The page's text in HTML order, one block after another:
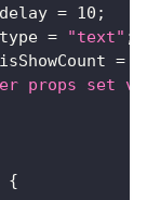
delay = 10 ;
type = "text" ;
isShowCount =
props set
{